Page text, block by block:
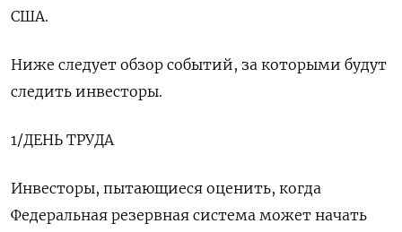
США.
Ниже следует обзор событий, за которыми будут
следить инвесторы.
1/ДЕНЬ ТРУДА
Инвесторы, пытающиеся оценить, когда
Федеральная резервная система может начать